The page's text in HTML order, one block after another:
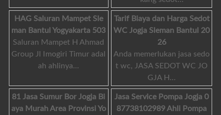
HAG Saluran Mampet Sle
man Bantul Yogyakarta 503
Saluran Mampet H Ahmad
Group Jl Imogiri Timur adal
ah ahlinya…
Tarif Biaya dan Harga Sedot
WC Jogja Sleman Bantul 20
26
Anda memerlukan jasa sedo
t wc, JASA SEDOT WC JO
GJA H…
81 Jasa Sumur Bor Jogja Bi
aya Murah Area Provinsi Yo
Jasa Service Pompa Jogja 0
87738102989 Ahli Pompa